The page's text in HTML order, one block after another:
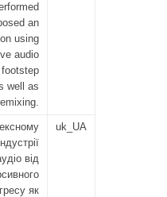
an
using
audio
well as
від
як
uk_UA